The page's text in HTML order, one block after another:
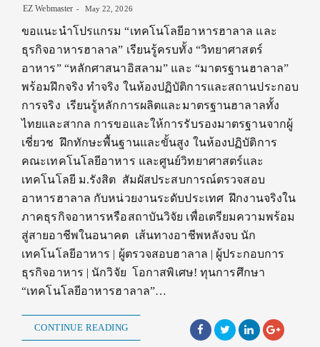
EZ Webmaster May 22, 2026
ขอแนะนำโปรแกรม “เทคโนโลยีอาหารฮาลาล และ
ธุรกิจอาหารฮาลาล” เรียนรู้ครบทั้ง “วิทยาศาสตร์
อาหาร” “หลักศาสนาอิสลาม” และ “มาตรฐานฮาลาล”
พร้อมฝึกจริง ทำจริง ในห้องปฏิบัติการและสถานประกอบ
การจริง เรียนรู้หลักการผลิตและมาตรฐานฮาลาลทั้ง
ไทยและสากล การขอและให้การรับรองมาตรฐานจากผู้
เชี่ยวช ฝึกทักษะพื้นฐานและขั้นสูง ในห้องปฏิบัติการ
คณะเทคโนโลยีอาหาร และศูนย์วิทยาศาสตร์และ
เทคโนโลยี ม.รังสิต สัมผัสประสบการณ์ตรวจสอบ
อาหารฮาลาล กับหน่วยงานระดับประเทศ ฝึกงานจริงใน
ภาคธุรกิจอาหารหรือสถาบันวิจัย เพื่อเตรียมความพร้อม
สู่สายอาชีพในอนาคต เส้นทางอาชีพหลังจบ นัก
เทคโนโลยีอาหาร | ผู้ตรวจสอบฮาลาล | ผู้ประกอบการ
ธุรกิจอาหาร | นักวิจัย โอกาสพิเศษ! ทุนการศึกษา
“เทคโนโลยีอาหารฮาลาล”…
CONTINUE READING